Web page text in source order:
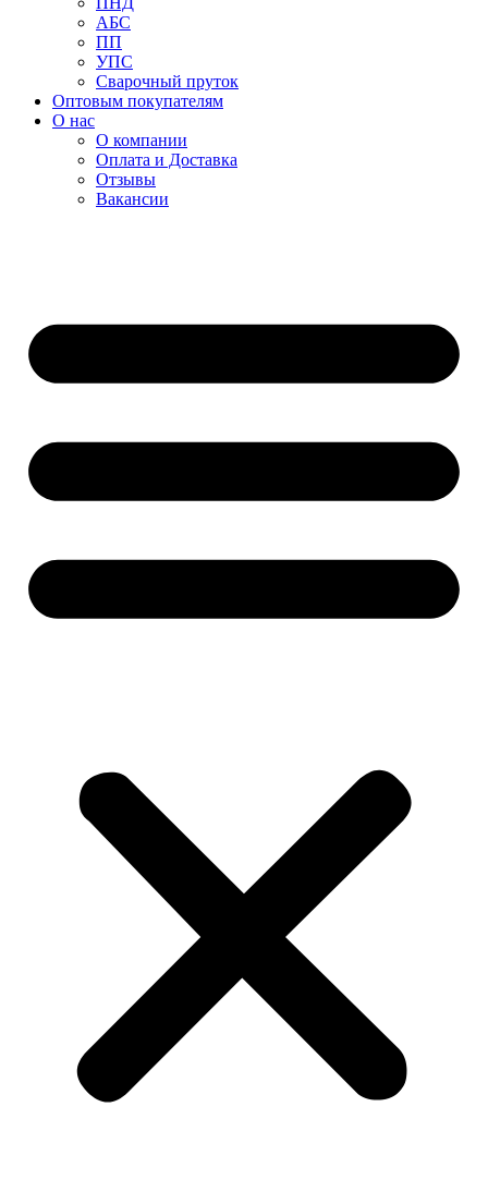
АБС
ПП
УПС
Сварочный пруток
Оптовым покупателям
О нас
О компании
Оплата и Доставка
Отзывы
Вакансии